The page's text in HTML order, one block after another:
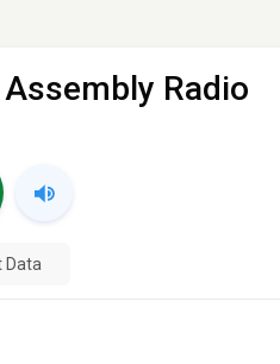
Radio
Data